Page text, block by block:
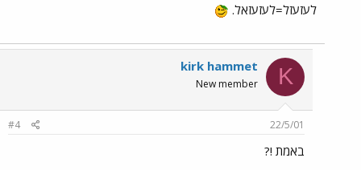
לעזעזל=לעזעזאל.
K
kirk hammet
New member
22/5/01
#4
באמת !?